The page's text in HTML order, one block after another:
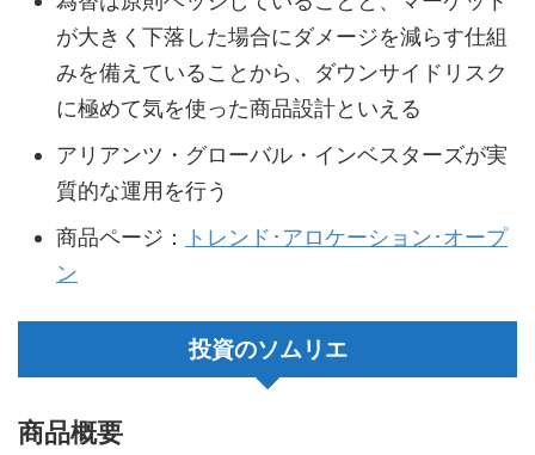
が大きく下落した場合にダメージを減らす仕組
みを備えていることから、ダウンサイドリスク
に極めて気を使った商品設計といえる
アリアンツ・グローバル・インベスターズが実
質的な運用を行う
商品ページ：
トレンド･アロケーション･オープ
ン
投資のソムリエ
商品概要